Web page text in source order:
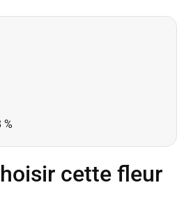
%
cette fleur